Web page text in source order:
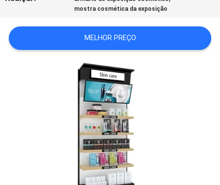
DO
SITE
mostra cosmética da exposição
MELHOR PREÇO